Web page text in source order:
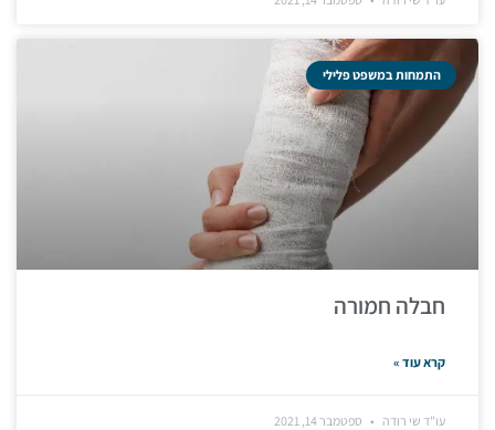
התמחות במשפט פלילי
חבלה חמורה
קרא עוד »
עו"ד שי רודה ספטמבר 14, 2021